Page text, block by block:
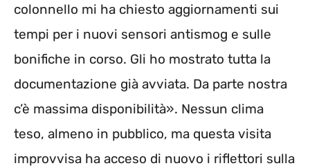
colonnello mi ha chiesto aggiornamenti sui
tempi per i nuovi sensori antismog e sulle
bonifiche in corso. Gli ho mostrato tutta la
documentazione già avviata. Da parte nostra
c’è massima disponibilità». Nessun clima
teso, almeno in pubblico, ma questa visita
improvvisa ha acceso di nuovo i riflettori sulla